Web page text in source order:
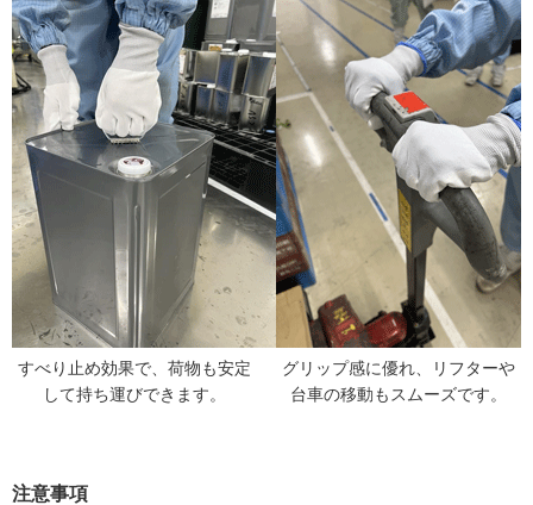
すべり止め効果で、荷物も安定
して持ち運びできます。
グリップ感に優れ、リフターや
台車の移動もスムーズです。
注意事項